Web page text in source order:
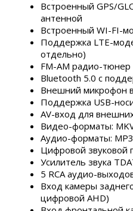
Встроенный GPS/
антенной
Встроенный WI-FI-
Поддержка LTE-
отдельно)
FM-AM радио-
Bluetooth 5.0 с
Внешний микрофон
Поддержка USB-
AV-вход для
Видео-форматы:
Аудио-форматы: MP3,
Цифровой звуковой
Усилитель звука
5 RCA аудио-
Вход камеры
цифровой AHD)